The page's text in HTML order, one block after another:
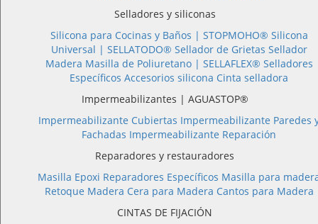
Selladores y siliconas
Silicona para Cocinas y Baños | STOPMOHO® Silicona
Universal | SELLATODO® Sellador de Grietas Sellador
Madera
Masilla de Poliuretano | SELLAFLEX® Selladores
Específicos Accesorios silicona Cinta selladora
Impermeabilizantes | AGUASTOP®
Impermeabilizante Cubiertas Impermeabilizante Paredes
Fachadas Impermeabilizante Reparación
Reparadores y restauradores
Masilla Epoxi Reparadores Específicos Masilla para
Retoque Madera Cera para Madera Cantos para Madera
CINTAS DE FIJACIÓN